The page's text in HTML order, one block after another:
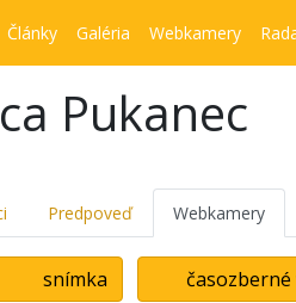
Články Galéria Webkamery
Pukanec
Predpoveď Webkamery
snímka časozberné